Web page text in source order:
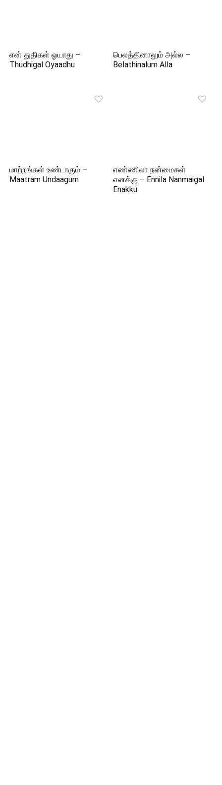
என் துதிகள் ஓயாது –
Thudhigal Oyaadhu
பெலத்தினாலும் அல்ல –
Belathinalum Alla
மாற்றங்கள் உண்டாகும் –
Maatram Undaagum
எண்ணிலா நன்மைகள்
எனக்கு – Ennila Nanmaigal
Enakku